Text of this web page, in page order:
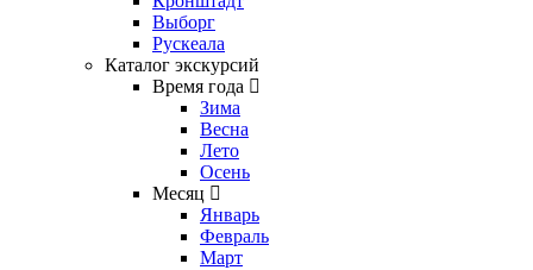
Выборг
Рускеала
Каталог экскурсий
Время года
Зима
Весна
Лето
Осень
Месяц
Январь
Февраль
Март